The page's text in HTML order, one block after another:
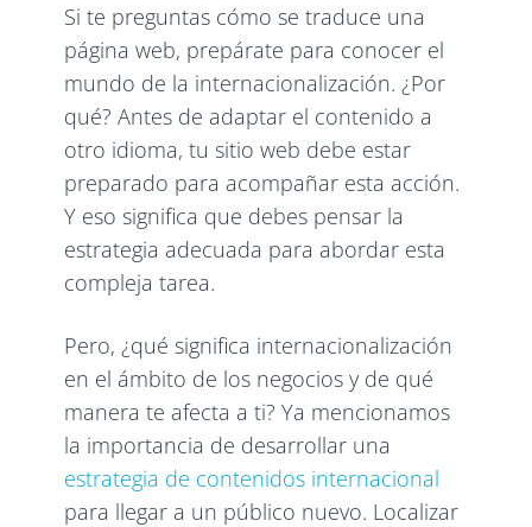
Si te preguntas cómo se traduce una
página web, prepárate para conocer el
mundo de la internacionalización. ¿Por
qué? Antes de adaptar el contenido a
otro idioma, tu sitio web debe estar
preparado para acompañar esta acción.
Y eso significa que debes pensar la
estrategia adecuada para abordar esta
compleja tarea.
Pero, ¿qué significa internacionalización
en el ámbito de los negocios y de qué
manera te afecta a ti? Ya mencionamos
la importancia de desarrollar una
estrategia de contenidos internacional
para llegar a un público nuevo. Localizar